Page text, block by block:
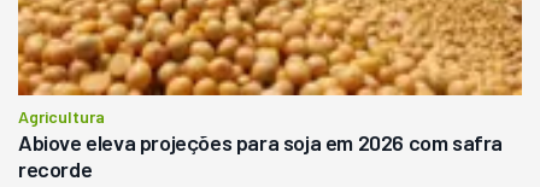
Agricultura
Abiove eleva projeções para soja em 2026 com safra
recorde